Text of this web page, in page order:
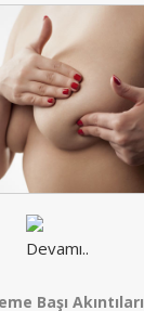
Başı Akıntıları